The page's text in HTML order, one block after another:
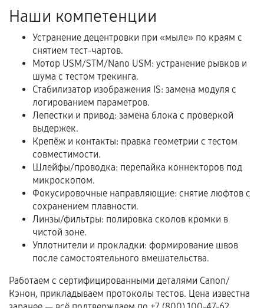
Документы на установленные комплектующие
Расширенная гарантия
В некоторых случаях возможно оформление
расширенной гарантии. Стоимость, сроки и
условия продления согласовываются отдельно и
фиксируются в документах.
Когда гарантия не действует
Нарушение правил эксплуатации,
механические повреждения, попадание влаги,
перегрев, коррозия.
третьих лиц.
Естественный износ деталей, если иное не
Наши компетенции
Устранение децентровки при «мыле» по краям с
снятием тест-чартов.
Мотор USM/STM/Nano USM: устранение рывков и
шума с тестом трекинга.
Стабилизатор изображения IS: замена модуля с
логированием параметров.
Лепестки и привод: замена блока с проверкой
выдержек.
Крепёж и контакты: правка геометрии с тестом
совместимости.
Шлейфы/проводка: перепайка коннекторов под
микроскопом.
Фокусировочные направляющие: снятие люфтов с
сохранением плавности.
Линзы/фильтры: полировка сколов кромки в
чистой зоне.
Уплотнители и прокладки: формирование швов
после самостоятельного вмешательства.
Работаем с сертифицированными деталями Canon/
Кэнон, прикладываем протоколы тестов. Цена известна